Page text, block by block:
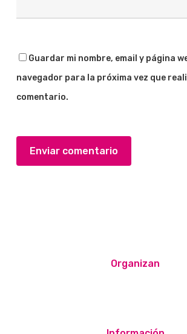
Guardar mi nombre, email y página
navegador para la próxima vez que
comentario.
Organizan